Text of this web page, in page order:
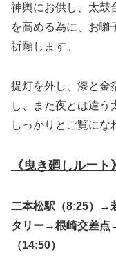
神輿にお供し、太鼓
を高める為に、お囃
祈願します。
提灯を外し、漆と金
し、また夜とは違う
しっかりとご覧にな
《曳き廻しルー
二本松駅（8:25） →
タリー→根崎交差点
（14:50）